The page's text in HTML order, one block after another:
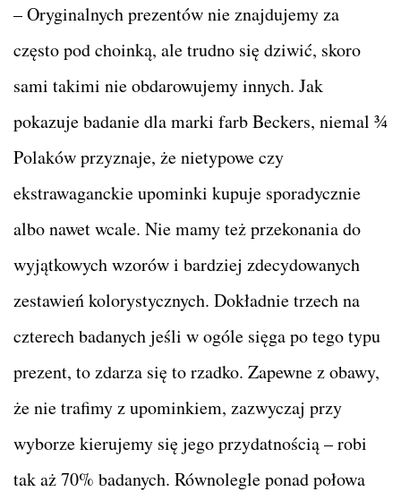
– Oryginalnych prezentów nie znajdujemy za
często pod choinką, ale trudno się dziwić, skoro
sami takimi nie obdarowujemy innych. Jak
pokazuje badanie dla marki farb Beckers, niemal ¾
Polaków przyznaje, że nietypowe czy
ekstrawaganckie upominki kupuje sporadycznie
albo nawet wcale. Nie mamy też przekonania do
wyjątkowych wzorów i bardziej zdecydowanych
zestawień kolorystycznych. Dokładnie trzech na
czterech badanych jeśli w ogóle sięga po tego typu
prezent, to zdarza się to rzadko. Zapewne z obawy,
że nie trafimy z upominkiem, zazwyczaj przy
wyborze kierujemy się jego przydatnością – robi
tak aż 70% badanych. Równolegle ponad połowa